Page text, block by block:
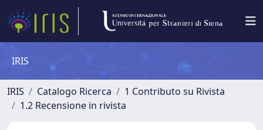
IRIS
IRIS Catalogo Ricerca
1 Contributo su Rivista
1.2 Recensione in rivista